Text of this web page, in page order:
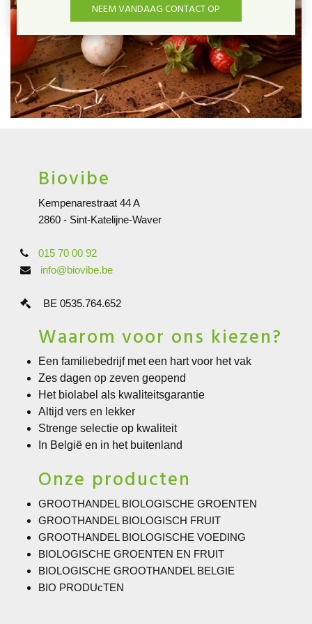
NEEM VANDAAG CONTACT OP
Biovibe
Kempenarestraat 44 A
2860 - Sint-Katelijne-Waver
015 70 00 92
info@biovibe.be
BE 0535.764.652
Waarom voor ons kiezen?
Een familiebedrijf met een hart voor het vak
Zes dagen op zeven geopend
Het biolabel als kwaliteitsgarantie
Altijd vers en lekker
Strenge selectie op kwaliteit
In België en in het buitenland
Onze producten
GROOTHANDEL BIOLOGISCHE GROENTEN
GROOTHANDEL BIOLOGISCH FRUIT
GROOTHANDEL BIOLOGISCHE VOEDING
BIOLOGISCHE GROENTEN EN FRUIT
BIOLOGISCHE GROOTHANDEL BELGIE
BIO PRODUcTEN